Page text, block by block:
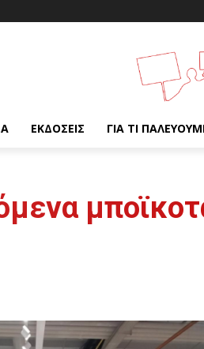
ΕΚΔΌΣΕΙΣ ΓΙΑ ΤΙ